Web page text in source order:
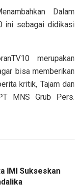
Dalam
ini sebagai didikasi
merupakan
bisa memberikan
kritik, Tajam dan
MNS Grub Pers.
IMI Sukseskan